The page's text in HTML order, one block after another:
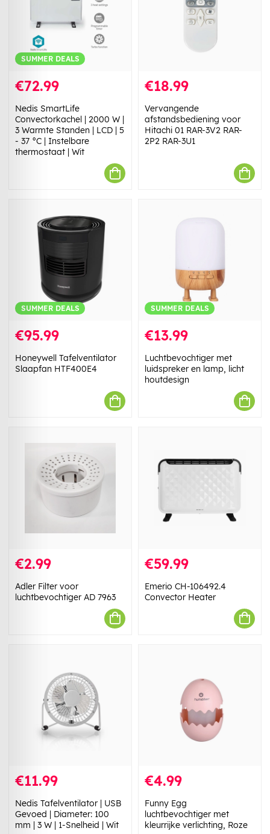
SUMMER DEALS
€72.99
Nedis SmartLife
Convectorkachel | 2000 W |
3 Warmte Standen | LCD | 5
- 37 °C | Instelbare
thermostaat | Wit
€18.99
Vervangende
afstandsbediening voor
Hitachi 01 RAR-3V2 RAR-
2P2 RAR-3U1
SUMMER DEALS
€95.99
Honeywell Tafelventilator
Slaapfan HTF400E4
SUMMER DEALS
€13.99
Luchtbevochtiger met
luidspreker en lamp, licht
houtdesign
€2.99
Adler Filter voor
luchtbevochtiger AD 7963
€59.99
Emerio CH-106492.4
Convector Heater
€11.99
Nedis Tafelventilator | USB
Gevoed | Diameter: 100
mm | 3 W | 1-Snelheid | Wit
€4.99
Funny Egg
luchtbevochtiger met
kleurrijke verlichting, Roze